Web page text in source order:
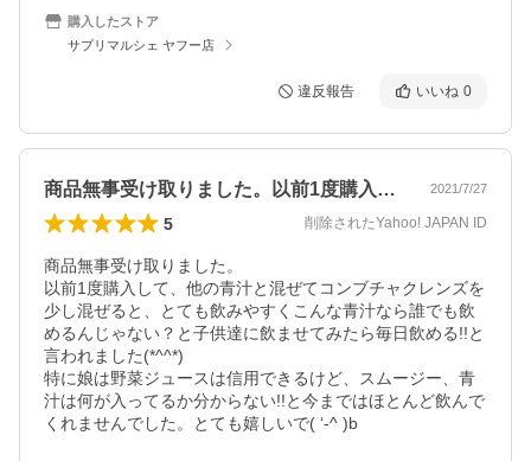
購入したストア
サプリマルシェ ヤフー店
違反報告 いいね 0
商品無事受け取りました。以前1度購入し… 2021/7/27
5 削除されたYahoo! JAPAN ID
商品無事受け取りました。
以前1度購入して、他の青汁と混ぜてコンブチャクレンズを
少し混ぜると、とても飲みやすくこんな青汁なら誰でも飲
めるんじゃない？と子供達に飲ませてみたら毎日飲める!!と
言われました(*^^*)
特に娘は野菜ジュースは信用できるけど、スムージー、青
汁は何が入ってるか分からない!!と今まではほとんど飲んで
くれませんでした。とても嬉しいで( ‘-^ )b